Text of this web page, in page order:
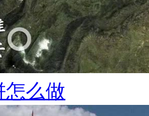
怎么做